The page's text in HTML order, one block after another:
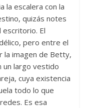
la escalera con la
quizás notes
El
pero entre el
la imagen de Betty,
un largo vestido
cuya existencia
todo lo que
Es esa